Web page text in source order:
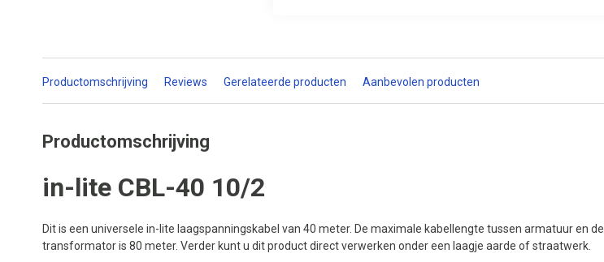
Productomschrijving Reviews Gerelateerde producten Aanbevolen producten
Productomschrijving
in-lite CBL-40 10/2
Dit is een universele in-lite laagspanningskabel van 40 meter. De maximale kabellengte tussen armatuur en de
transformator is 80 meter. Verder kunt u dit product direct verwerken onder een laagje aarde of straatwerk.